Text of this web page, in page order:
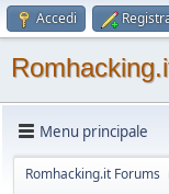
Accedi
Menu principale
Romhacking.it Forums